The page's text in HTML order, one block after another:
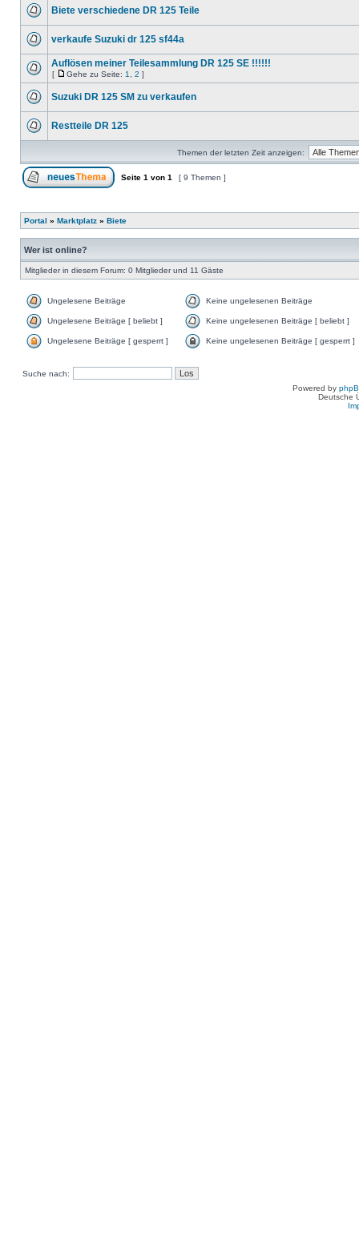
Biete verschiedene DR 125 Teile
verkaufe Suzuki dr 125 sf44a
Auflösen meiner Teilesammlung DR 125 SE !!!!!!
[ Gehe zu Seite: 1 2 ]
Suzuki DR 125 SM zu verkaufen
Restteile DR 125
Themen der letzten Zeit anzeigen:
Seite 1 von 1 [ 9 Themen ]
Portal » Marktplatz » Biete
Wer ist online?
Mitglieder in diesem Forum: 0 Mitglieder und 11 Gäste
Ungelesene Beiträge Keine ungelesenen Beiträge
Ungelesene Beiträge [ beliebt ] Keine ungelesenen Beiträge [ beliebt ]
Ungelesene Beiträge [ gesperrt ] Keine ungelesenen Beiträge [ gesperrt ]
Suche nach:
Powered by
Deutsche